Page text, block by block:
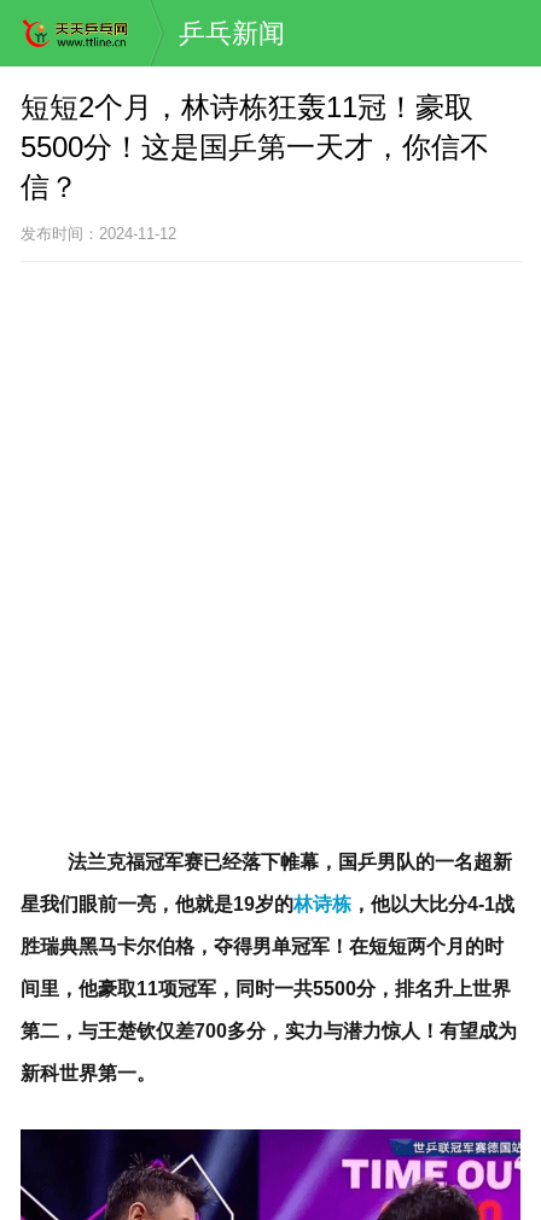
乒乓新闻
短短2个月，林诗栋狂轰11冠！豪取
5500分！这是国乒第一天才，你信不
信？
发布时间：2024-11-12
法兰克福冠军赛已经落下帷幕，国乒男队的一名超新
星我们眼前一亮，他就是19岁的林诗栋，他以大比分4-1战
胜瑞典黑马卡尔伯格，夺得男单冠军！在短短两个月的时
间里，他豪取11项冠军，同时一共5500分，排名升上世界
第二，与王楚钦仅差700多分，实力与潜力惊人！有望成为
新科世界第一。